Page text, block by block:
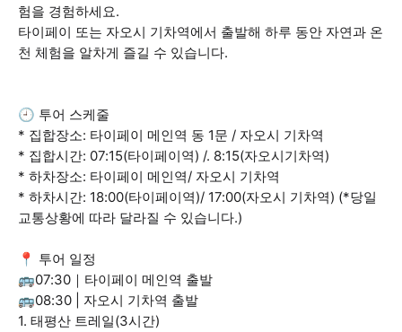
험을 경험하세요.
타이페이 또는 자오시 기차역에서 출발해 하루 동안 자연과 온
천 체험을 알차게 즐길 수 있습니다.
🕘 투어 스케줄
* 집합장소: 타이페이 메인역 동 1문 / 자오시 기차역
* 집합시간: 07:15(타이페이역) /. 8:15(자오시기차역)
* 하차장소: 타이페이 메인역/ 자오시 기차역
* 하차시간: 18:00(타이페이역)/ 17:00(자오시 기차역) (*당일
교통상황에 따라 달라질 수 있습니다.)
📍 투어 일정
🚌07:30｜타이페이 메인역 출발
🚌08:30 | 자오시 기차역 출발
1. 태평산 트레일(3시간)